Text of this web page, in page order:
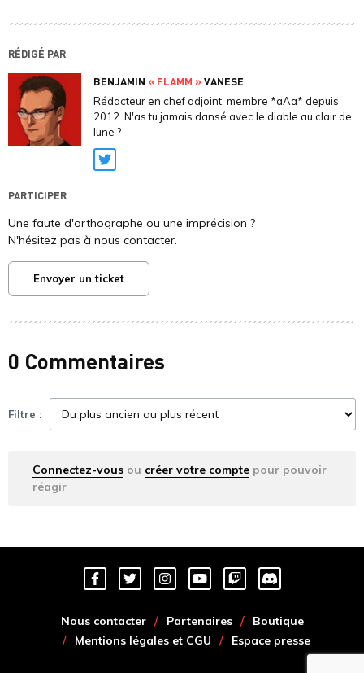
RÉDIGÉ PAR
BENJAMIN « FLAMM »VANESE
Rédacteur en chef adjoint, membre *aAa* depuis
2012. N'as tu jamais dansé avec le diable au clair de
lune ?
Twitter
PARTICIPER
Une faute d'orthographe ou une imprécision ?
N'hésitez pas à nous contacter.
Envoyer un ticket
0 Commentaires
Filtre :
Connectez-vous ou créer votre compte pour pouvoir
réagir
Nous contacter Partenaires
Boutique
Mentions légales et CGU
Espace presse